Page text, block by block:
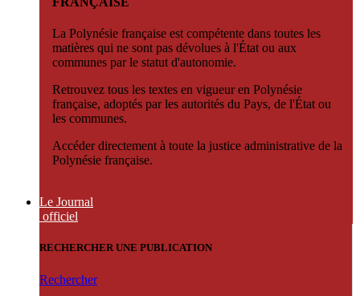
La Polynésie française est compétente dans toutes les
matières qui ne sont pas dévolues à l'État ou aux
communes par le statut d'autonomie.
Retrouvez tous les textes en vigueur en Polynésie
française, adoptés par les autorités du Pays, de l'État ou
les communes.
Accéder directement à toute la justice administrative de la
Polynésie française.
Le Journal
officiel
RECHERCHER UNE PUBLICATION
Rechercher